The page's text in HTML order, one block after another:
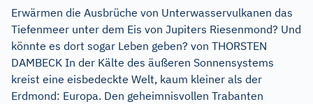
Erwärmen die Ausbrüche von Unterwasservulkanen das
Tiefenmeer unter dem Eis von Jupiters Riesenmond? Und
könnte es dort sogar Leben geben? von THORSTEN
DAMBECK In der Kälte des äußeren Sonnensystems
kreist eine eisbedeckte Welt, kaum kleiner als der
Erdmond: Europa. Den geheimnisvollen Trabanten